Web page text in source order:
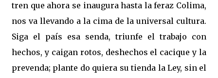
tren que ahora se inaugura hasta la feraz Colima,
nos va llevando a la cima de la universal cultura.
Siga el país esa senda, triunfe el trabajo con
hechos, y caigan rotos, deshechos el cacique y la
prevenda; plante do quiera su tienda la Ley, sin el